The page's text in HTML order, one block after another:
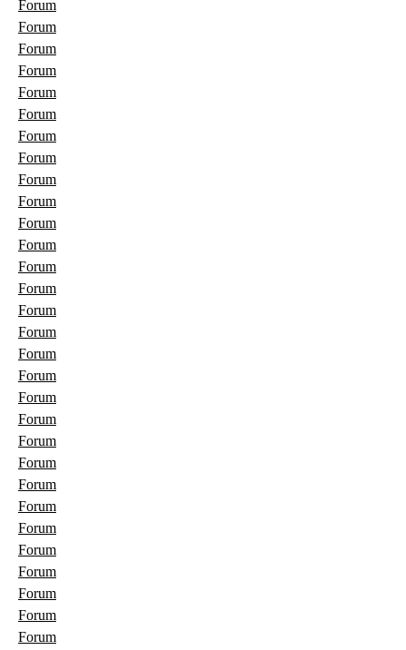
Forum
Forum
Forum
Forum
Forum
Forum
Forum
Forum
Forum
Forum
Forum
Forum
Forum
Forum
Forum
Forum
Forum
Forum
Forum
Forum
Forum
Forum
Forum
Forum
Forum
Forum
Forum
Forum
Forum
Forum